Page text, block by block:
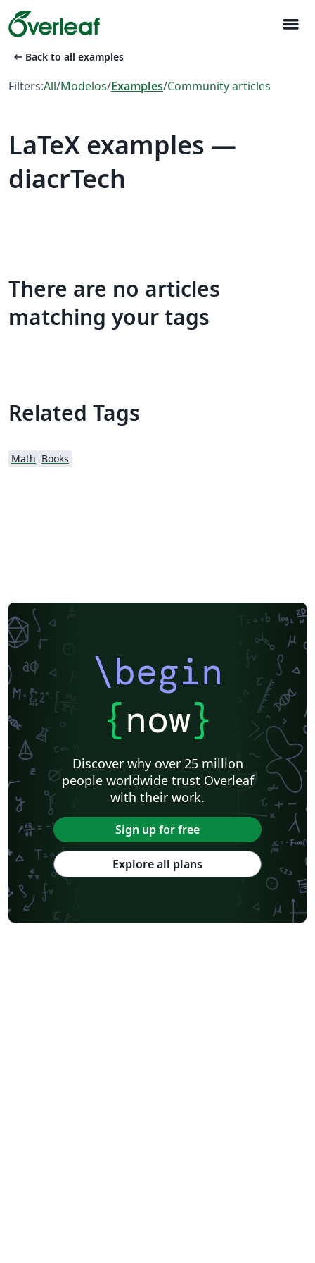
menu
arrow_left_alt Back to all examples
Filters:All/Modelos/Examples/Community articles
LaTeX examples —
diacrTech
There are no articles
matching your tags
Related Tags
Math Books
\begin
{now}
Discover why over 25 million
people worldwide trust Overleaf
with their work.
Sign up for free
Explore all plans